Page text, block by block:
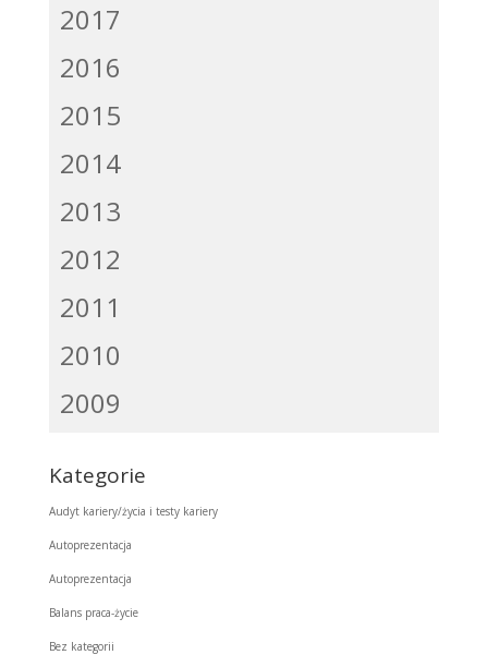
2017
2016
2015
2014
2013
2012
2011
2010
2009
Kategorie
Audyt kariery/życia i testy kariery
Autoprezentacja
Autoprezentacja
Balans praca-życie
Bez kategorii